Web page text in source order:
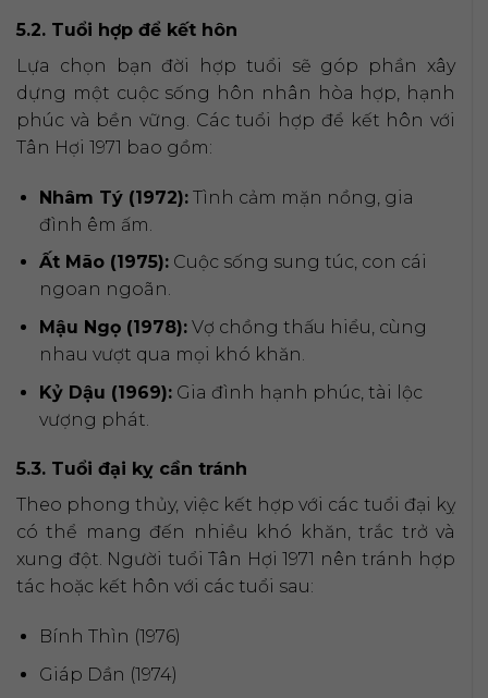
5.2. Tuổi hợp để kết hôn
Lựa chọn bạn đời hợp tuổi sẽ góp phần xây
dựng một cuộc sống hôn nhân hòa hợp, hạnh
phúc và bền vững. Các tuổi hợp để kết hôn với
Tân Hợi 1971 bao gồm:
Nhâm Tý (1972):Tình cảm mặn nồng, gia
đình êm ấm.
Ất Mão (1975):Cuộc sống sung túc, con cái
ngoan ngoãn.
Mậu Ngọ (1978):Vợ chồng thấu hiểu, cùng
nhau vượt qua mọi khó khăn.
Kỷ Dậu (1969):Gia đình hạnh phúc, tài lộc
vượng phát.
5.3. Tuổi đại kỵ cần tránh
Theo phong thủy, việc kết hợp với các tuổi đại kỵ
có thể mang đến nhiều khó khăn, trắc trở và
xung đột. Người tuổi Tân Hợi 1971 nên tránh hợp
tác hoặc kết hôn với các tuổi sau:
Bính Thìn (1976)
Giáp Dần (1974)